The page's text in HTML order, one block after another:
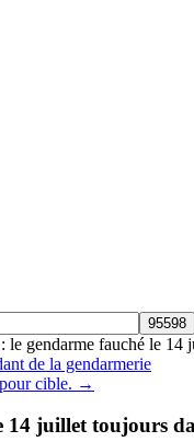
le gendarme fauché le 14
de la gendarmerie
pour cible. →
14 juillet toujours